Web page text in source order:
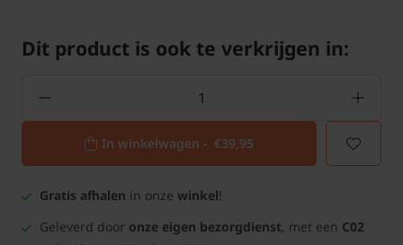
Dit product is ook te verkrijgen in:
In winkelwagen - €39,95
Gratis afhalen in onze winkel!
Geleverd door onze eigen bezorgdienst, met een C02